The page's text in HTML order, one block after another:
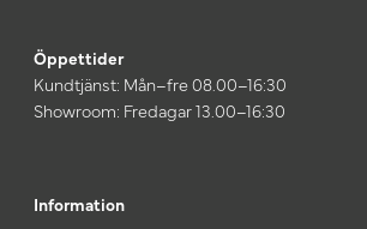
Öppettider
Kundtjänst: Mån–fre 08.00–16:30
Showroom: Fredagar 13.00–16:30
Information